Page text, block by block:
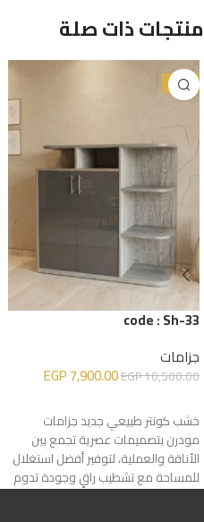
منتجات ذات صلة
-25%
code : Sh-33
جزامات
EGP10,500.00
EGP7,900.00
خشب كونتر طبيعي جديد جزامات
مودرن بتصميمات عصرية تجمع بين
الأناقة والعملية، لتوفير أفضل استغلال
للمساحة مع تشطيب راقٍ وجودة تدوم
لسنوات